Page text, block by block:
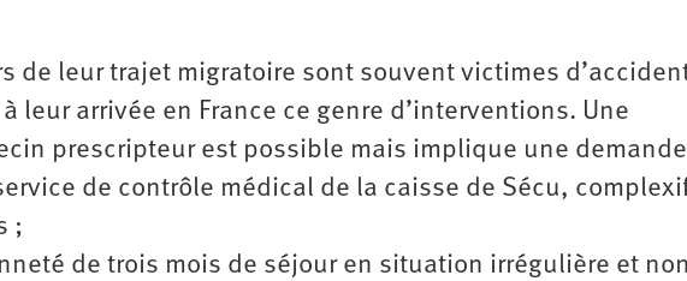
de leur trajet migratoire sont souvent victimes
leur arrivée en France ce genre d’interventions. Une
prescripteur est possible mais implique une demande
de contrôle médical de la caisse de Sécu,
;
de trois mois de séjour en situation irrégulière et